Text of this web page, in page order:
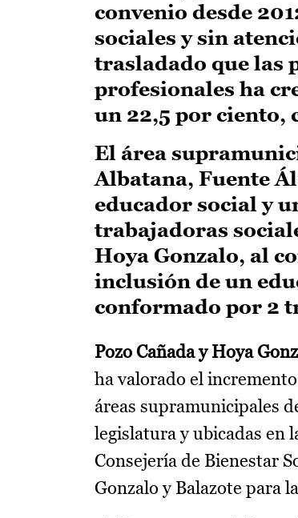
convenio desde
sociales y sin
trasladado que las
profesionales ha
un 22,5 por ciento,
El área
Albatana, Fuente
educador social y
trabajadoras
Hoya Gonzalo, al
inclusión de un
conformado por 2
Pozo Cañada y Hoya
ha valorado el
áreas supramunicipales
legislatura y ubicadas en
Consejería de Bienestar
Gonzalo y Balazote para